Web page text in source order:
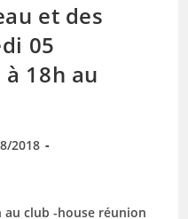
et des
05
18h au
2018
au club -house réunion